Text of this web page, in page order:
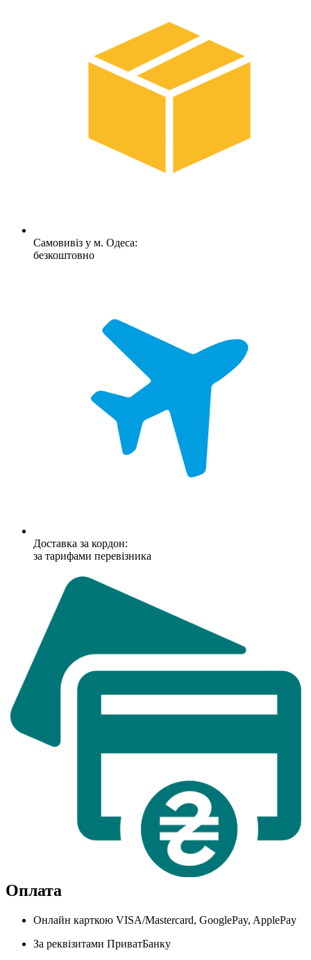
Самовивіз у м. Одеса:
безкоштовно
Доставка за кордон:
за тарифами перевізника
Оплата
Онлайн карткою VISA/Mastercard, GooglePay, ApplePay
За реквізитами ПриватБанку